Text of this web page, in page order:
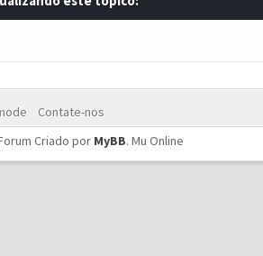
Contate-nos
Criado por MyBB. Mu Online